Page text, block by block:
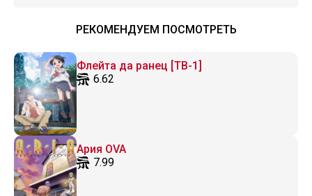
РЕКОМЕНДУЕМ ПОСМОТРЕТЬ
Флейта да ранец [ТВ-1]
6.62
Ария OVA
7.99